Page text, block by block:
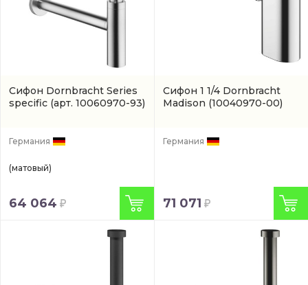
Сифон Dornbracht Series
specific (арт. 10060970-93)
Германия
(матовый)
64 064
Сифон 1 1/4 Dornbracht
Madison (10040970-00)
Германия
71 071